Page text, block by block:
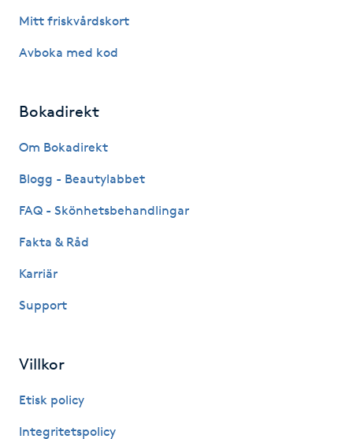
Fransförlängning Megavolym
Fransförlängning Volym
Fransrengöring
Frekvensterapi
Friskvårdsmassage
Funktionsanalys
Färgning
Mitt friskvårdskort
Avboka med kod
Bokadirekt
Om Bokadirekt
Blogg - Beautylabbet
FAQ - Skönhetsbehandlingar
Fakta & Råd
Karriär
Support
Villkor
Etisk policy
Integritetspolicy